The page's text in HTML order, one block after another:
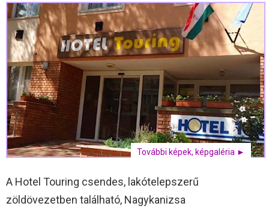
További képek, képgaléria ►
A Hotel Touring csendes, lakótelepszerű
zöldövezetben található, Nagykanizsa